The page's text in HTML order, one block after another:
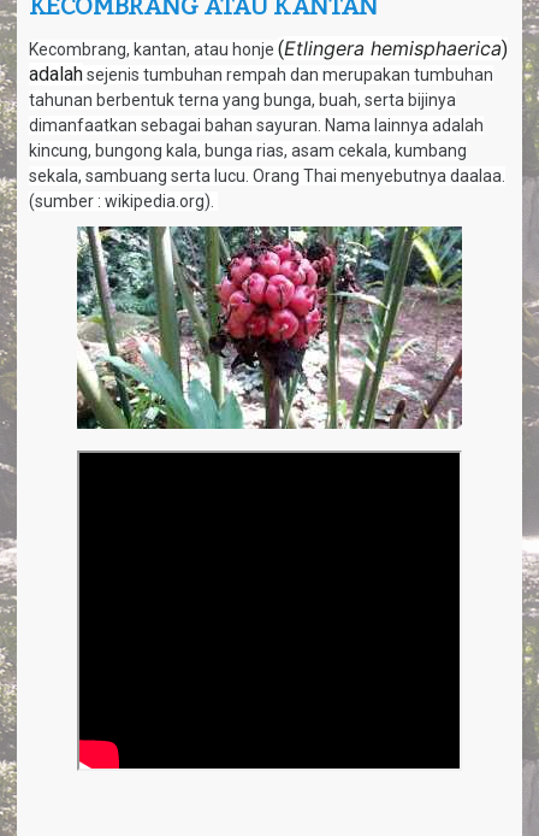
i
g
t
i
o
n
KECOMBRANG ATAU KANTAN
Kecombrang, kantan, atau honje (Etlingera hemisphaerica)
adalahsejenis tumbuhan rempah dan merupakan tumbuhan
tahunan berbentuk terna yang bunga, buah, serta bijinya
dimanfaatkan sebagai bahan sayuran. Nama lainnya adalah
kincung, bungong kala, bunga rias, asam cekala, kumbang
sekala, sambuang serta lucu. Orang Thai menyebutnya daalaa.
(sumber : wikipedia.org).